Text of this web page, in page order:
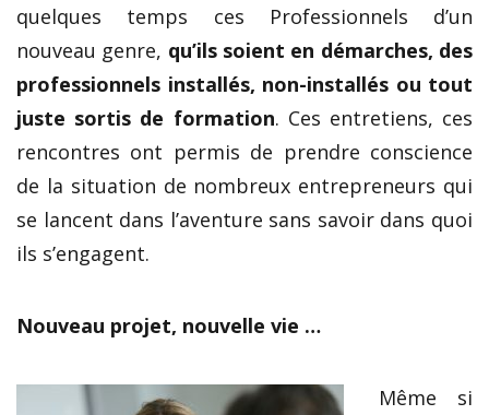
quelques temps ces Professionnels d’un
nouveau genre, qu’ils soient en démarches, des
professionnels installés, non-installés ou tout
juste sortis de formation. Ces entretiens, ces
rencontres ont permis de prendre conscience
de la situation de nombreux entrepreneurs qui
se lancent dans l’aventure sans savoir dans quoi
ils s’engagent.
Nouveau projet, nouvelle vie …
Même si